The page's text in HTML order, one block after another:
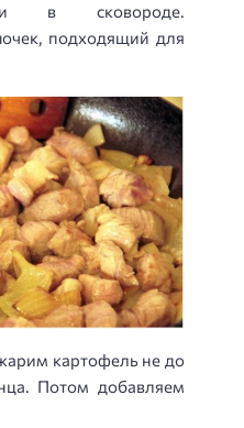
в сковороде.
подходящий для
картофель не до
Потом добавляем